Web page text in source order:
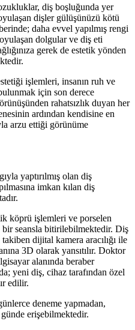
diş boşluğunda yer
dişler gülüşünüzü kötü
daha evvel yapılmış rengi
dolgular ve diş eti
gerek de estetik yönden
işlemleri, insanın ruh ve
için son derece
rahatsızlık duyan her
ardından kendisine en
arzu ettiği görünüme
yaptırılmış olan diş
imkan kılan diş
köprü işlemleri ve porselen
seansla bitirilebilmektedir. Diş
dijital kamera aracılığı ile
3D olarak yansıtılır. Doktor
alanında beraber
yeni diş, cihaz tarafından özel
edilir.
deneme yapmadan,
erişebilmektedir.